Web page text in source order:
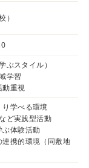
）
ぶスタイル）
学習
動重視
学べる環境
ど実践型活動
ぶ体験活動
携的環境（同敷地